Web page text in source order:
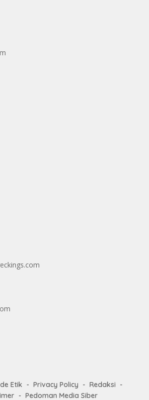
Etik Privacy Policy
Redaksi
Pedoman Media Siber